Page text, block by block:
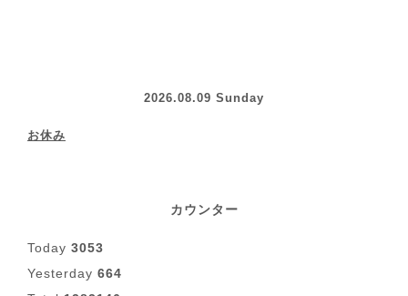
2026.08.09 Sunday
お休み
カウンター
Today 3053
Yesterday 664